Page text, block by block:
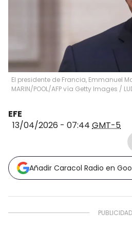
El presidente de Francia, Emmanuel
MARIN/POOL/AFP vía Getty Images /
EFE
13/04/2026 - 07:44 GMT-5
Añadir Caracol Radio en